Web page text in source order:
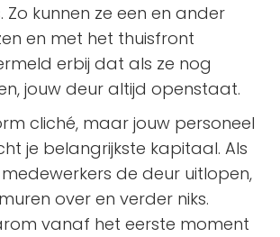
Zo kunnen ze een en ander
en met het thuisfront
erbij dat als ze nog
jouw deur altijd openstaat.
cliché, maar jouw personeel
je belangrijkste kapitaal. Als
de deur uitlopen,
over en verder niks.
vanaf het eerste moment